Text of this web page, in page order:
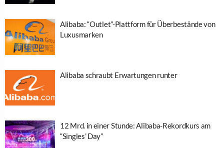
Alibaba: “Outlet”-Plattform für Überbestände von
Luxusmarken
Alibaba schraubt Erwartungen runter
12 Mrd. in einer Stunde: Alibaba-Rekordkurs am
“Singles’ Day”